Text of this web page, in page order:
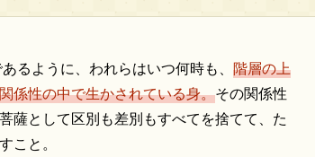
るように、われらはいつ何時も、 階層の上
係性の中で生かされている身。その関係性
薩として区別も差別もすべてを捨てて、た
こと。